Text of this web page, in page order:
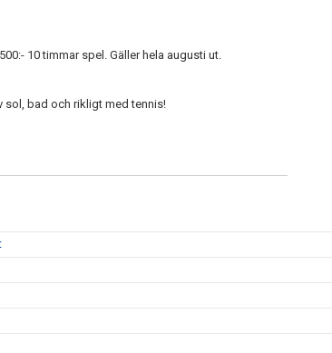
10 timmar spel. Gäller hela augusti ut.
sol, bad och rikligt med tennis!